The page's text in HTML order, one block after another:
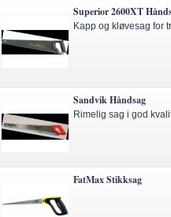
Superior 2600XT
Kapp og kløvesag for
Sandvik Håndsag
Rimelig sag i god
FatMax Stikksag